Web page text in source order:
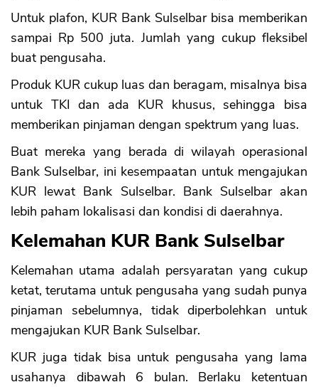
Untuk plafon, KUR Bank Sulselbar bisa memberikan
sampai Rp 500 juta. Jumlah yang cukup fleksibel
buat pengusaha.
Produk KUR cukup luas dan beragam, misalnya bisa
untuk TKI dan ada KUR khusus, sehingga bisa
memberikan pinjaman dengan spektrum yang luas.
Buat mereka yang berada di wilayah operasional
Bank Sulselbar, ini kesempaatan untuk mengajukan
KUR lewat Bank Sulselbar. Bank Sulselbar akan
lebih paham lokalisasi dan kondisi di daerahnya.
Kelemahan KUR Bank Sulselbar
Kelemahan utama adalah persyaratan yang cukup
ketat, terutama untuk pengusaha yang sudah punya
pinjaman sebelumnya, tidak diperbolehkan untuk
mengajukan KUR Bank Sulselbar.
KUR juga tidak bisa untuk pengusaha yang lama
usahanya dibawah 6 bulan. Berlaku ketentuan